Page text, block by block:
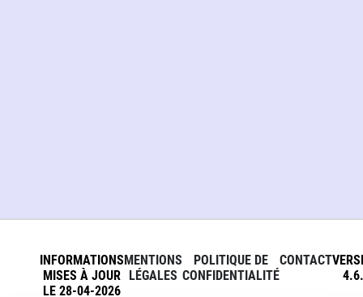
INFORMATIONS
MISES À JOUR
LE 28-04-2026
MENTIONS
LÉGALES
POLITIQUE DE
CONFIDENTIALITÉ
CONTACT